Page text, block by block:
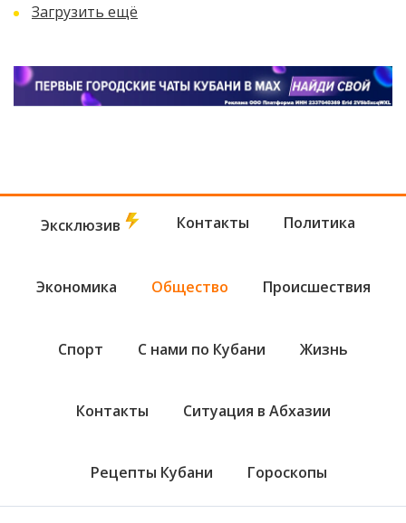
Загрузить ещё
Эксклюзив Контакты Политика
Экономика Общество Происшествия
Спорт С нами по Кубани Жизнь
Контакты Ситуация в Абхазии
Рецепты Кубани Гороскопы